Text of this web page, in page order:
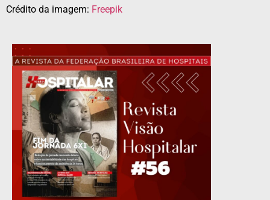
Crédito da imagem: Freepik